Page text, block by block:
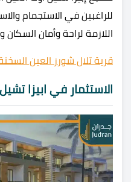
للراغبين في الاستجمام
اللازمة لراحة وأمان السكان
قرية تلال شورز العين
الاستثمار في ابيزا